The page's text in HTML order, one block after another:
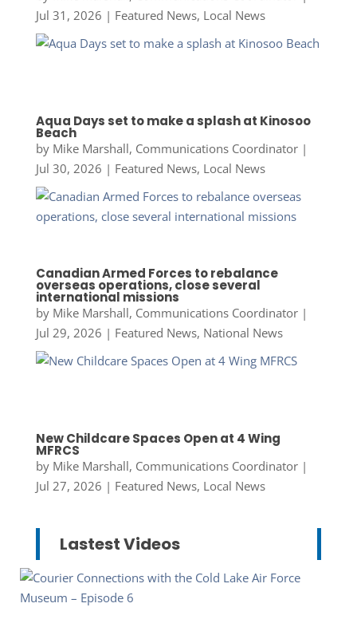
Jul 31, 2026 | Featured News, Local News
Aqua Days set to make a splash at Kinosoo
Beach
by Mike Marshall, Communications Coordinator|
Jul 30, 2026 | Featured News, Local News
Canadian Armed Forces to rebalance
overseas operations, close several
international missions
by Mike Marshall, Communications Coordinator|
Jul 29, 2026 | Featured News, National News
New Childcare Spaces Open at 4 Wing
MFRCS
by Mike Marshall, Communications Coordinator|
Jul 27, 2026 | Featured News, Local News
Lastest Videos